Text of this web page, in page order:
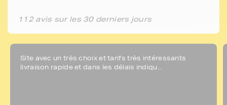
112 avis sur les 30 derniers jours
Site avec un très choix et tarifs très intéressants
livraison rapide et dans les délais indiqu...